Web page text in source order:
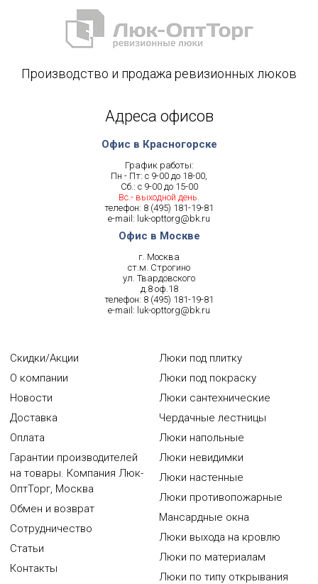
Производство и продажа ревизионных люков
Адреса офисов
Офис в Красногорске
График работы:
Пн - Пт: с 9-00 до 18-00,
Сб.: с 9-00 до 15-00
Вс.- выходной день.
телефон: 8 (495) 181-19-81
e-mail: luk-opttorg@bk.ru
Офис в Москве
г. Москва
ст.м. Строгино
ул. Твардовского
д.8 оф.18
телефон: 8 (495) 181-19-81
e-mail: luk-opttorg@bk.ru
Скидки/Акции
О компании
Новости
Доставка
Оплата
Гарантии производителей
на товары. Компания Люк-
ОптТорг, Москва
Обмен и возврат
Сотрудничество
Статьи
Контакты
Люки под плитку
Люки под покраску
Люки сантехнические
Чердачные лестницы
Люки напольные
Люки невидимки
Люки настенные
Люки противопожарные
Мансардные окна
Люки выхода на кровлю
Люки по материалам
Люки по типу открывания